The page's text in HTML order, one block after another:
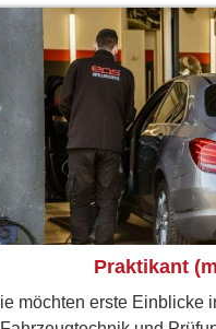
Praktikant
möchten erste Einblicke